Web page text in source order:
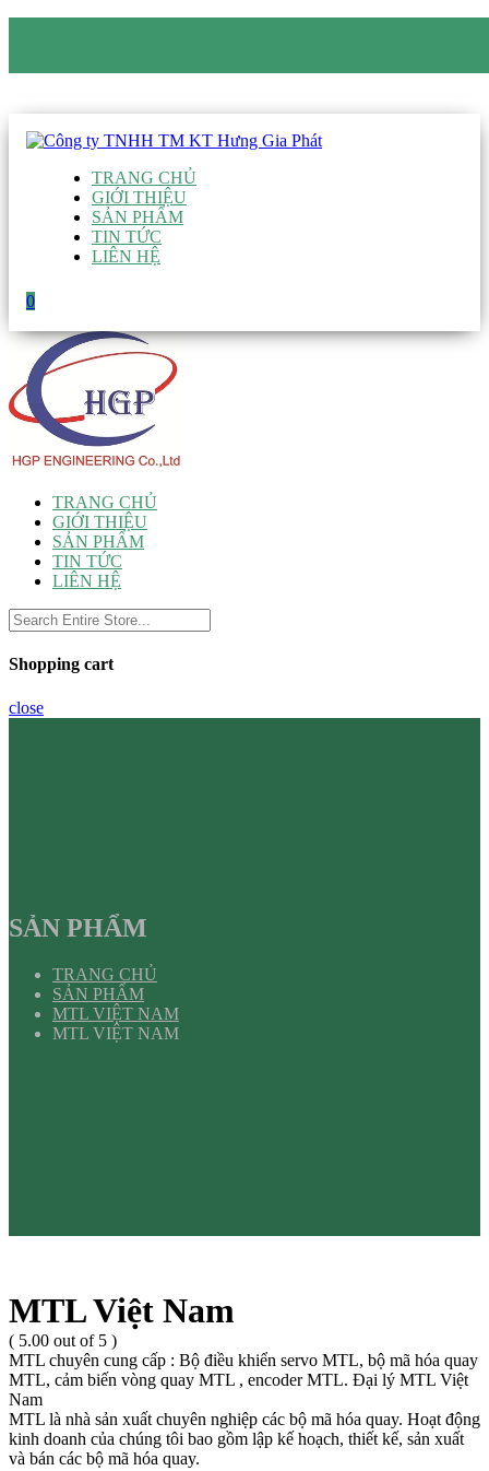
TRANG CHỦ
GIỚI THIỆU
SẢN PHẨM
TIN TỨC
LIÊN HỆ
0
TRANG CHỦ
GIỚI THIỆU
SẢN PHẨM
TIN TỨC
LIÊN HỆ
Shopping cart
close
SẢN PHẨM
TRANG CHỦ
SẢN PHẨM
MTL VIỆT NAM
MTL VIỆT NAM
MTL Việt Nam
( 5.00 out of 5 )
MTL chuyên cung cấp : Bộ điều khiển servo MTL, bộ mã hóa quay
MTL, cảm biến vòng quay MTL , encoder MTL. Đại lý MTL Việt
Nam
MTL là nhà sản xuất chuyên nghiệp các bộ mã hóa quay. Hoạt động
kinh doanh của chúng tôi bao gồm lập kế hoạch, thiết kế, sản xuất
và bán các bộ mã hóa quay.